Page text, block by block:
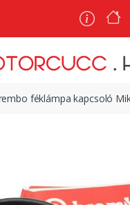
féklámpa kapcsoló